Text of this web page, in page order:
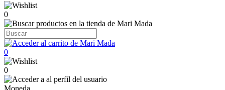
0
0
0
Moneda